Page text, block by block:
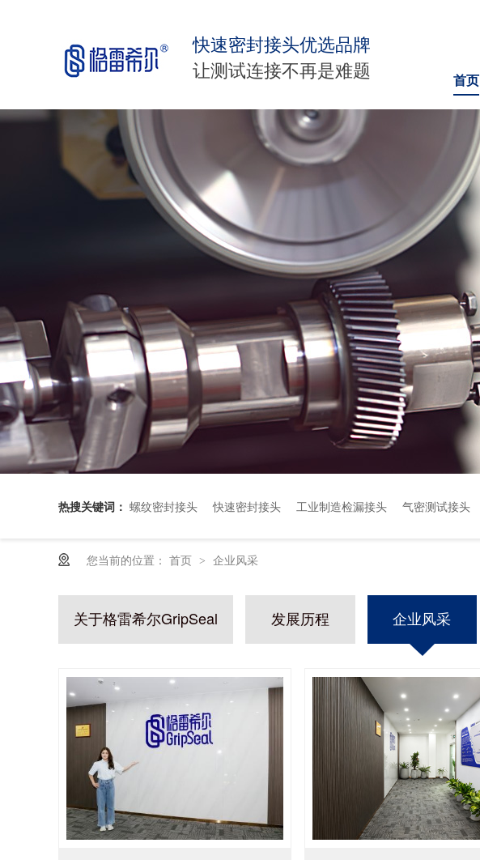
快速密封接头优选品牌
让测试连接不再是难题
首页
热搜关键词： 螺纹密封接头 快速密封接头 工业制造检漏接头 气密测试接头
您当前的位置： 首页 > 企业风采
关于格雷希尔GripSeal 发展历程 企业风采